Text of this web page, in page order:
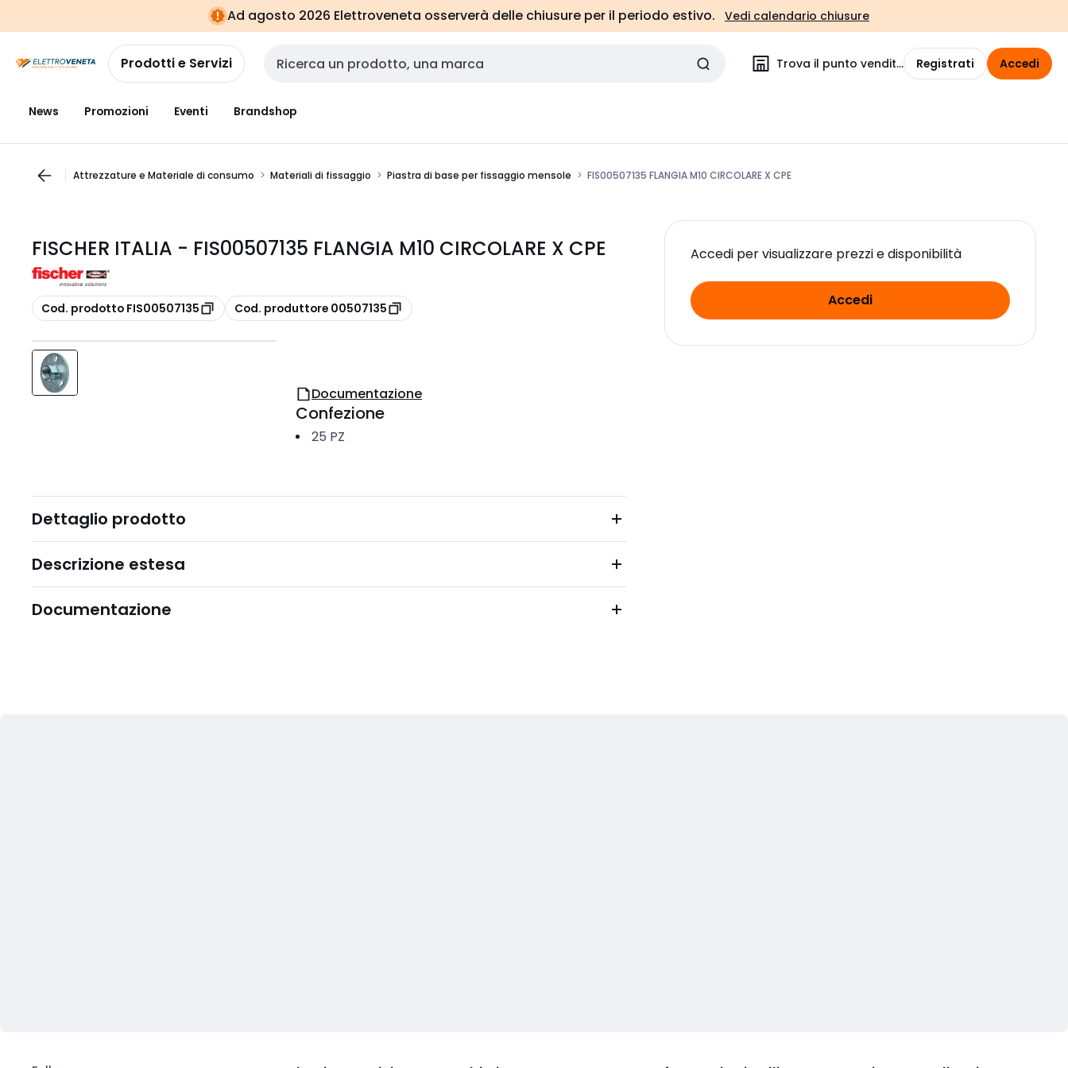
navigazionealla
pagina
Ad agosto 2026 Elettroveneta osserverà delle chiusure per il periodo estivo. Vedi calendario chiusure
Prodotti e Servizi Cerca input Trova il punto vendita Registrati Accedi
News Promozioni Eventi Brandshop
Attrezzature e Materiale di consumo Materiali di fissaggio Piastra di base per fissaggio mensole FIS00507135 FLANGIA M10 CIRCOLARE X CPE
FISCHER ITALIA - FIS00507135 FLANGIA M10 CIRCOLARE X CPE
copia
Cod. prodotto FIS00507135 copia
Cod. produttore 00507135
Accedi per visualizzare prezzi e disponibilità
Accedi
Documentazione
Confezione
25 PZ
Dettaglio prodotto
Descrizione estesa
Documentazione